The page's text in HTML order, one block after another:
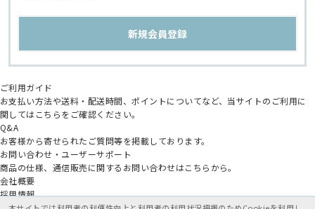
ご利用ガイド
お支払い方法や送料・配送時間、ポイントについてなど、当サイトのご利用に
関してはこちらをご確認ください。
Q&A
お客様から寄せられたご質問等を掲載しております。
お問い合わせ・ユーザーサポート
商品の仕様、通信販売に関するお問い合わせはこちらから。
会社概要
採用情報